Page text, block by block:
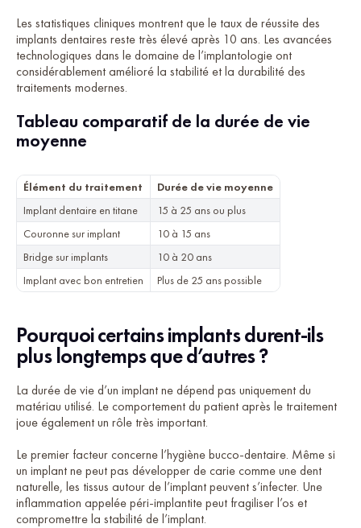
Les statistiques cliniques montrent que le taux de réussite des
implants dentaires reste très élevé après 10 ans. Les avancées
technologiques dans le domaine de l’implantologie ont
considérablement amélioré la stabilité et la durabilité des
traitements modernes.
Tableau comparatif de la durée de vie
moyenne
Élément du traitement
Durée de vie moyenne
Implant dentaire en titane
15 à 25 ans ou plus
Couronne sur implant
10 à 15 ans
Bridge sur implants
10 à 20 ans
Implant avec bon entretien
Plus de 25 ans possible
Pourquoi certains implants durent-ils
plus longtemps que d’autres ?
La durée de vie d’un implant ne dépend pas uniquement du
matériau utilisé. Le comportement du patient après le traitement
joue également un rôle très important.
Le premier facteur concerne l’hygiène bucco-dentaire. Même si
un implant ne peut pas développer de carie comme une dent
naturelle, les tissus autour de l’implant peuvent s’infecter. Une
inflammation appelée péri-implantite peut fragiliser l’os et
compromettre la stabilité de l’implant.